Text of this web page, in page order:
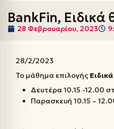
BankFin,
28 Φεβρουαρίου, 2023
28/2/2023
Το μάθημα επιλογής
Δευτέρα 10.15 -12.00
Παρασκευή 10.15 –